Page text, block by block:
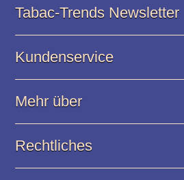
Tabac-Trends Newsletter
Kundenservice
Mehr über
Rechtliches